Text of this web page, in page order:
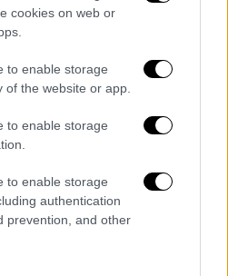
cookies on web or
to enable storage
of the website or app.
to enable storage
to enable storage
authentication
prevention, and other
αυτής της
ωςισχυρός μοχλός
, καθώς αφορά
μονάδα της
logistics, την
των τοπικών
το μεταφορικό